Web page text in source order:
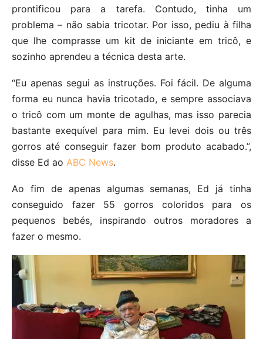
prontificou para a tarefa. Contudo, tinha um
problema – não sabia tricotar. Por isso, pediu à filha
que lhe comprasse um kit de iniciante em tricô, e
sozinho aprendeu a técnica desta arte.
“Eu apenas segui as instruções. Foi fácil. De alguma
forma eu nunca havia tricotado, e sempre associava
o tricô com um monte de agulhas, mas isso parecia
bastante exequível para mim. Eu levei dois ou três
gorros até conseguir fazer bom produto acabado.”,
disse Ed ao ABC News.
Ao fim de apenas algumas semanas, Ed já tinha
conseguido fazer 55 gorros coloridos para os
pequenos bebés, inspirando outros moradores a
fazer o mesmo.